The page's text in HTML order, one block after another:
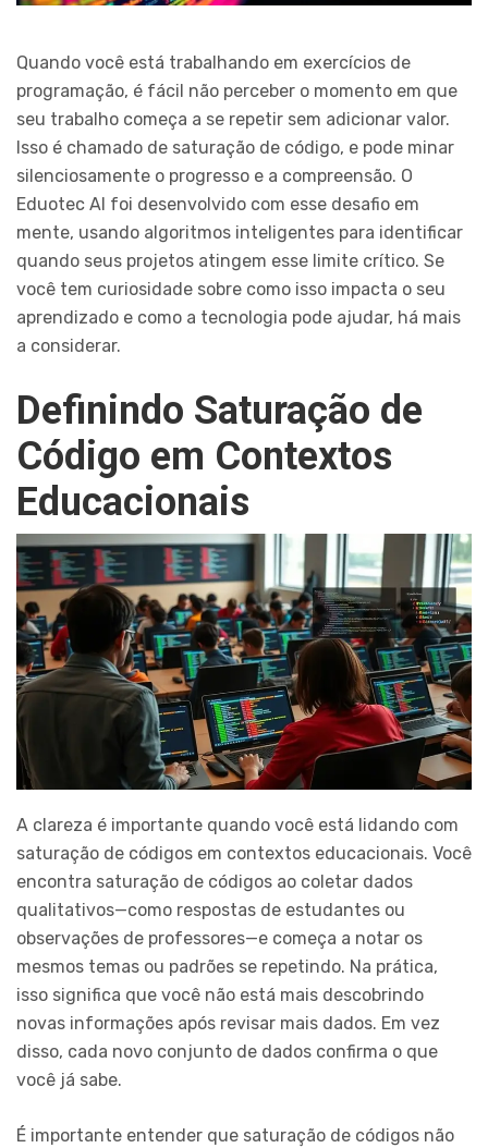
Quando você está trabalhando em exercícios de
programação, é fácil não perceber o momento em que
seu trabalho começa a se repetir sem adicionar valor.
Isso é chamado de saturação de código, e pode minar
silenciosamente o progresso e a compreensão. O
Eduotec AI foi desenvolvido com esse desafio em
mente, usando algoritmos inteligentes para identificar
quando seus projetos atingem esse limite crítico. Se
você tem curiosidade sobre como isso impacta o seu
aprendizado e como a tecnologia pode ajudar, há mais
a considerar.
Definindo Saturação de
Código em Contextos
Educacionais
A clareza é importante quando você está lidando com
saturação de códigos em contextos educacionais. Você
encontra saturação de códigos ao coletar dados
qualitativos—como respostas de estudantes ou
observações de professores—e começa a notar os
mesmos temas ou padrões se repetindo. Na prática,
isso significa que você não está mais descobrindo
novas informações após revisar mais dados. Em vez
disso, cada novo conjunto de dados confirma o que
você já sabe.
É importante entender que saturação de códigos não